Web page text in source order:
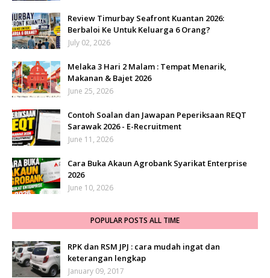
Review Timurbay Seafront Kuantan 2026:
Berbaloi Ke Untuk Keluarga 6 Orang?
July 02, 2026
Melaka 3 Hari 2 Malam : Tempat Menarik,
Makanan & Bajet 2026
June 25, 2026
Contoh Soalan dan Jawapan Peperiksaan REQT
Sarawak 2026 - E-Recruitment
June 11, 2026
Cara Buka Akaun Agrobank Syarikat Enterprise
2026
June 10, 2026
POPULAR POSTS ALL TIME
RPK dan RSM JPJ : cara mudah ingat dan
keterangan lengkap
January 09, 2017